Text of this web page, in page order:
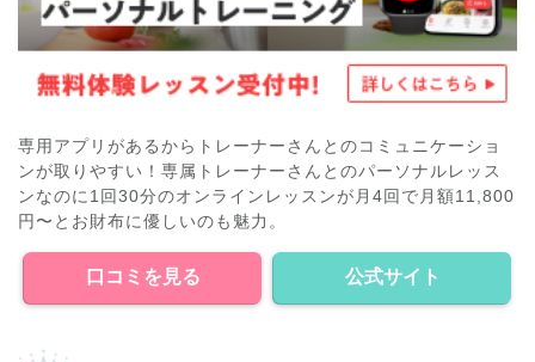
専用アプリがあるからトレーナーさんとのコミュニケーショ
ンが取りやすい！専属トレーナーさんとのパーソナルレッス
ンなのに1回30分のオンラインレッスンが月4回で月額11,800
円〜とお財布に優しいのも魅力。
口コミを見る 公式サイト